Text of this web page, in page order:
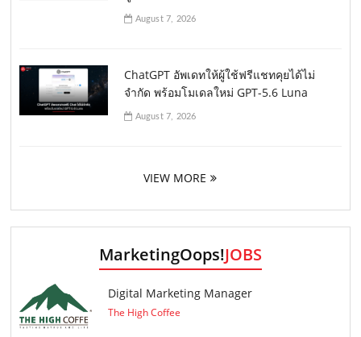
August 7, 2026
ChatGPT อัพเดทให้ผู้ใช้ฟรีแชทคุยได้ไม่
จำกัด พร้อมโมเดลใหม่ GPT-5.6 Luna
August 7, 2026
VIEW MORE
MarketingOops!JOBS
Digital Marketing Manager
The High Coffee